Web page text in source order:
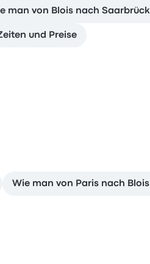
man von Blois nach
und Preise
Wie man von Paris nach